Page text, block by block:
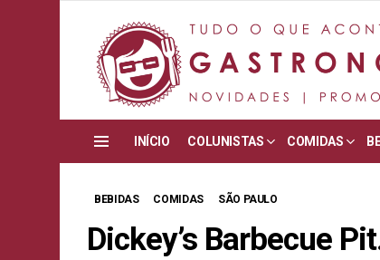
INÍCIO COLUNISTAS COMIDAS
BEBIDAS COMIDAS SÃO PAULO
Dickey’s Barbecue